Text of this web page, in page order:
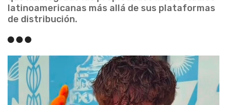
latinoamericanas más allá de sus plataformas
de distribución.